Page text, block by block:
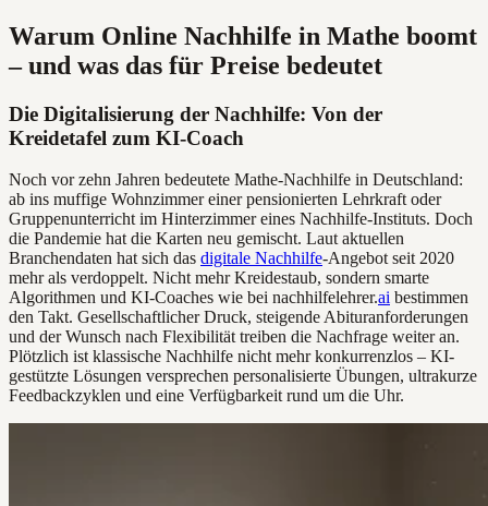
Warum Online Nachhilfe in Mathe boomt
– und was das für Preise bedeutet
Die Digitalisierung der Nachhilfe: Von der
Kreidetafel zum KI-Coach
Noch vor zehn Jahren bedeutete Mathe-Nachhilfe in Deutschland:
ab ins muffige Wohnzimmer einer pensionierten Lehrkraft oder
Gruppenunterricht im Hinterzimmer eines Nachhilfe-Instituts. Doch
die Pandemie hat die Karten neu gemischt. Laut aktuellen
Branchendaten hat sich das digitale Nachhilfe-Angebot seit 2020
mehr als verdoppelt. Nicht mehr Kreidestaub, sondern smarte
Algorithmen und KI-Coaches wie bei nachhilfelehrer.ai bestimmen
den Takt. Gesellschaftlicher Druck, steigende Abituranforderungen
und der Wunsch nach Flexibilität treiben die Nachfrage weiter an.
Plötzlich ist klassische Nachhilfe nicht mehr konkurrenzlos – KI-
gestützte Lösungen versprechen personalisierte Übungen, ultrakurze
Feedbackzyklen und eine Verfügbarkeit rund um die Uhr.